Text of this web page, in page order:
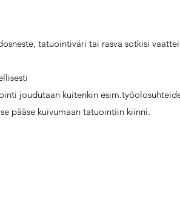
tatuointiväri tai rasva sotkisi
joudutaan kuitenkin
pääse kuivumaan tatuointiin kiinni.